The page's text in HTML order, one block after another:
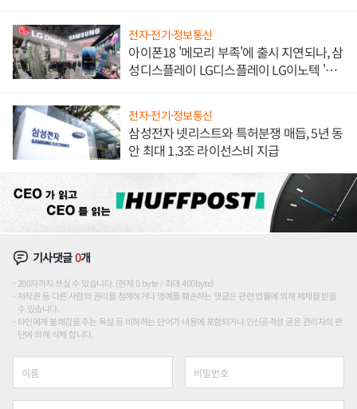
전자·전기·정보통신
아이폰18 '메모리 부족'에 출시 지연되나, 삼
성디스플레이 LG디스플레이 LG이노텍 '탈
전자·전기·정보통신
삼성전자 넷리스트와 특허분쟁 매듭, 5년 동
안 최대 1.3조 라이선스비 지급
기사댓글0개
200자까지 쓰실 수 있습니다. (현재 0 byte / 최대 400byte)
저작권 등 다른 사람의 권리를 침해하거나 명예를 훼손하는 댓글은 관련 법률에 의해 제재를 받을
수 있습니다.
타인에게 불쾌감을 주는 욕설 등 비하하는 단어가 내용에 포함되거나 인신공격성 글은 관리자의 판
단에 의해 삭제 합니다.